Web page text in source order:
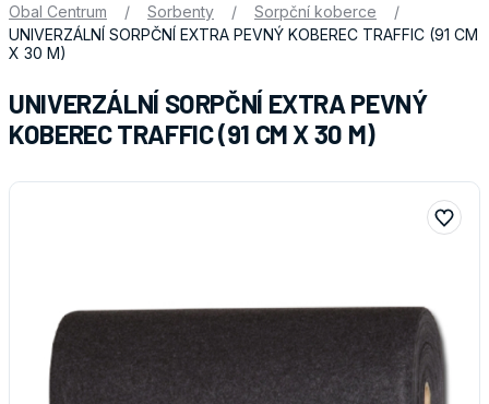
Obal Centrum / Sorbenty / Sorpční koberce
/
UNIVERZÁLNÍ SORPČNÍ EXTRA PEVNÝ KOBEREC TRAFFIC (91 CM
X 30 M)
UNIVERZÁLNÍ SORPČNÍ EXTRA PEVNÝ
KOBEREC TRAFFIC (91 CM X 30 M)